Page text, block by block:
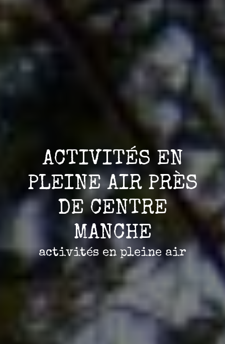
ACTIVITÉS EN
PLEINE AIR PRÈS
DE CENTRE
MANCHE
activités en pleine air